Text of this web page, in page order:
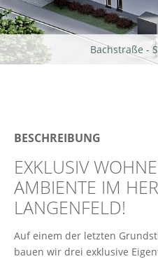
Bachstraße -
BESCHREIBUNG
EXKLUSIV
AMBIENTE IM
LANGENFELD!
Auf einem der letzten
bauen wir drei exklusive